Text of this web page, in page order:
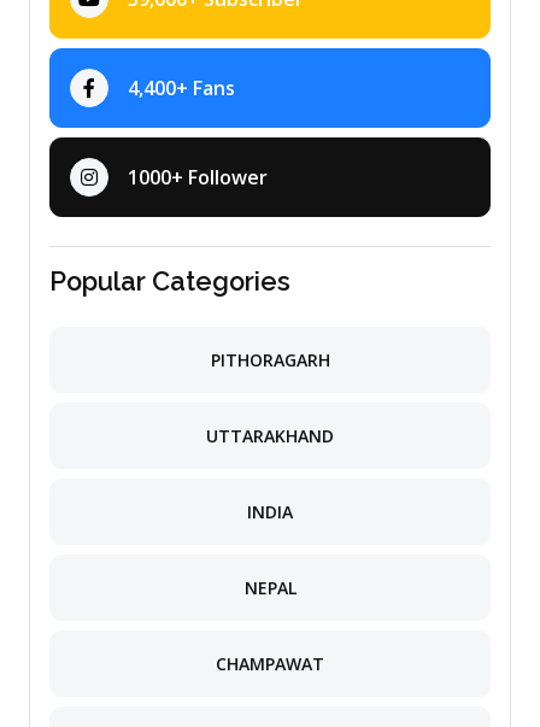
4,400+ Fans
1000+ Follower
Popular Categories
PITHORAGARH
UTTARAKHAND
INDIA
NEPAL
CHAMPAWAT